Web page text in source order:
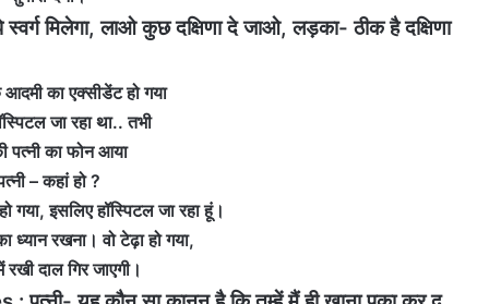
मिलेगा, लाओ कुछ दक्षिणा दे जाओ, लड़का- ठीक है दक्षिणा
का एक्सीडेंट हो गया
जा रहा था.. तभी
पत्नी का फोन आया
– कहां हो ?
गया, इसलिए हॉस्पिटल जा रहा हूं।
ध्यान रखना। वो टेढ़ा हो गया,
दाल गिर जाएगी।